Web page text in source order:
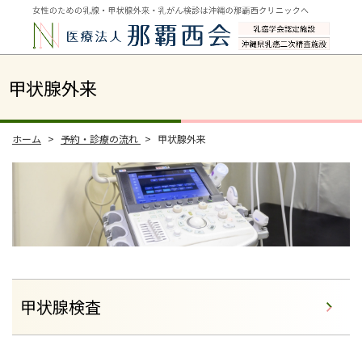
甲状腺外来
ホーム 予約・診療の流れ 甲状腺外来
甲状腺検査